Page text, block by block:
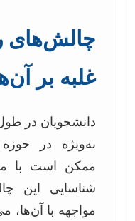
چالش‌های
غلبه بر
دانشجویان در
به‌ویژه در
ممکن است با
شناسایی این
مواجهه با آن‌ها،